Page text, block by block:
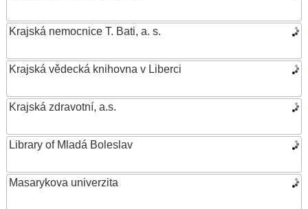
Krajská nemocnice T. Bati, a. s.
Krajská vědecká knihovna v Liberci
Krajská zdravotní, a.s.
Library of Mladá Boleslav
Masarykova univerzita